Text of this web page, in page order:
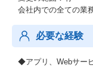
会社内での全ての業
必要な経験
◆アプリ、Webサー